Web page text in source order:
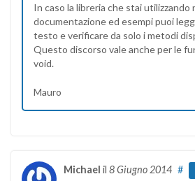
In caso la libreria che stai utilizzando
documentazione ed esempi puoi
testo e verificare da solo i metodi
Questo discorso vale anche per le
void.
Mauro
Michael il 8 Giugno 2014 #